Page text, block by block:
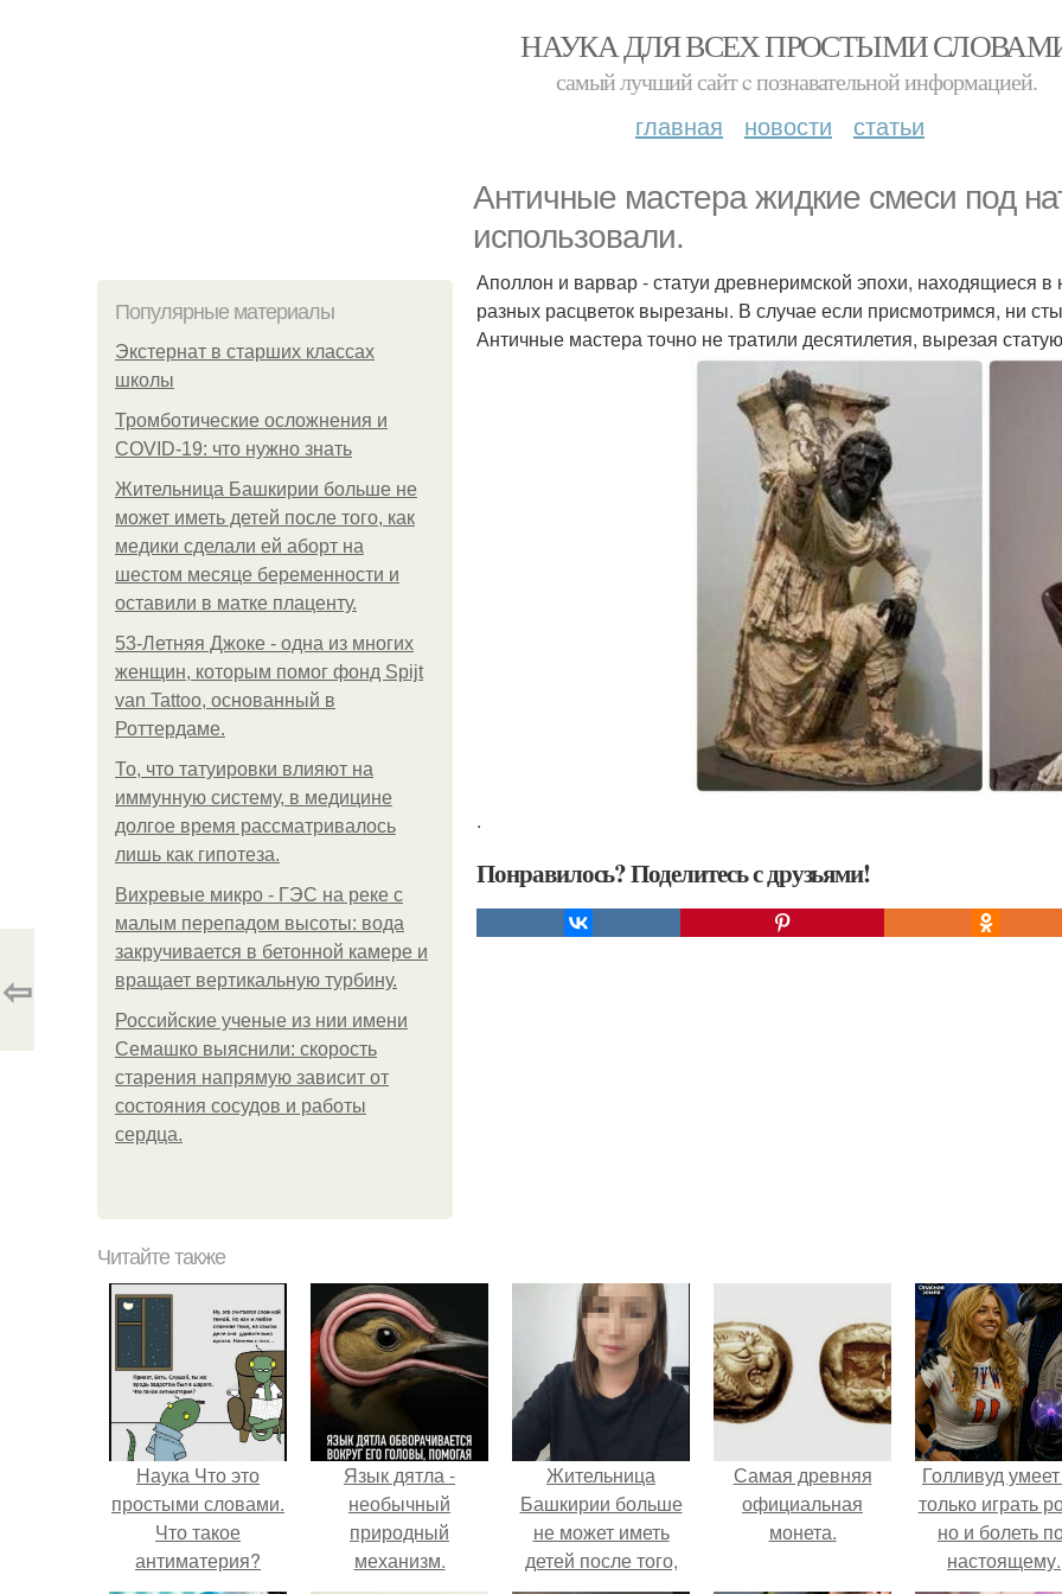
НАУКА ДЛЯ ВСЕХ ПРОСТЫМИ
самый лучший сайт c познавательной информацией.
главная новости статьи
Античные мастера жидкие смеси под
использовали.
Популярные материалы
Экстернат в старших классах
школы
Тромботические осложнения и
COVID-19: что нужно знать
Жительница Башкирии больше не
может иметь детей после того, как
медики сделали ей аборт на
шестом месяце беременности и
оставили в матке плаценту.
53-Летняя Джоке - одна из многих
женщин, которым помог фонд Spijt
van Tattoo, основанный в
Роттердаме.
То, что татуировки влияют на
иммунную систему, в медицине
долгое время рассматривалось
лишь как гипотеза.
Вихревые микро - ГЭС на реке с
малым перепадом высоты: вода
закручивается в бетонной камере и
вращает вертикальную турбину.
Российские ученые из нии имени
Семашко выяснили: скорость
старения напрямую зависит от
состояния сосудов и работы
сердца.
Аполлон и варвар - статуи древнеримской эпохи, находящиеся
разных расцветок вырезаны. В случае если присмотримся, ни
Античные мастера точно не тратили десятилетия, вырезая
.
Понравилось? Поделитесь с друзьями!
⇦
Читайте также
Наука Что это
простыми словами.
Что такое
антиматерия?
Язык дятла -
необычный
природный
механизм.
Жительница
Башкирии больше
не может иметь
детей после того,
Самая древняя
официальная
монета.
Голливуд
только играть
но и болеть
настоящему.